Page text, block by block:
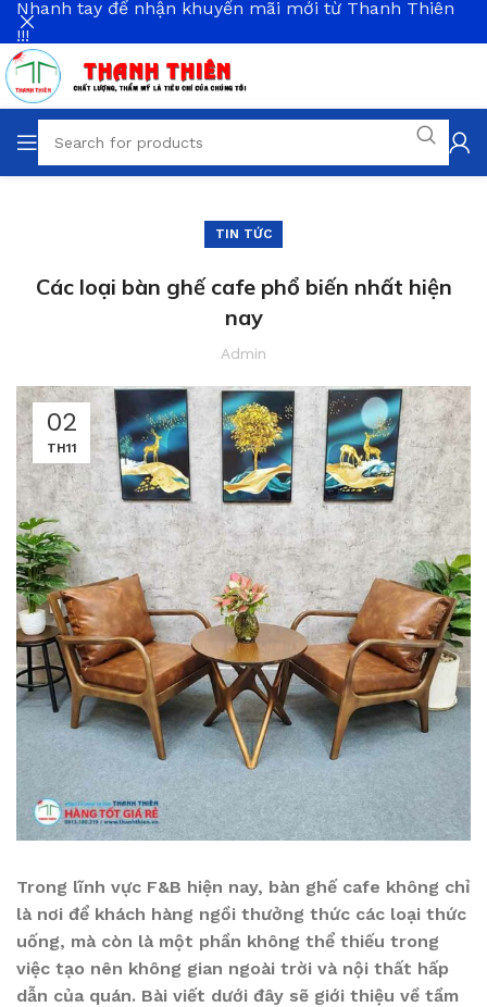
TIN TỨC
Các loại bàn ghế cafe phổ biến nhất hiện
nay
Admin
02
TH11
Trong lĩnh vực F&B hiện nay, bàn ghế cafe không chỉ
là nơi để khách hàng ngồi thưởng thức các loại thức
uống, mà còn là một phần không thể thiếu trong
việc tạo nên không gian ngoài trời và nội thất hấp
dẫn của quán. Bài viết dưới đây sẽ giới thiệu về tầm
Nhanh tay để nhận khuyến mãi mới từ Thanh Thiên
!!!